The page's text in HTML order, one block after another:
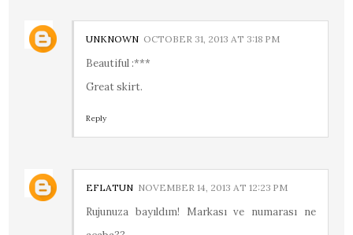
UNKNOWN OCTOBER 31, 2013 AT 3:18 PM
Beautiful :***
Great skirt.
Reply
EFLATUN NOVEMBER 14, 2013 AT 12:23 PM
Rujunuza bayıldım! Markası ve numarası ne